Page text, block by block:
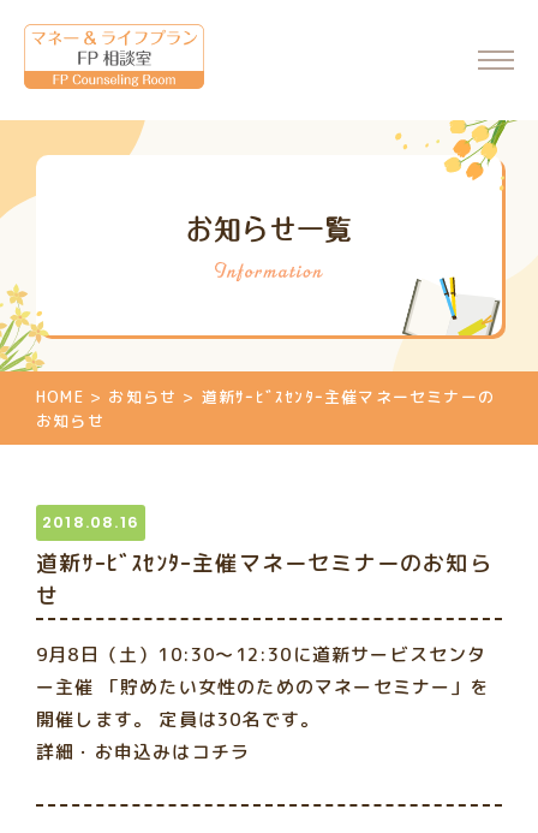
FP相談室について
ご相談・料金について
マネーセミナーのご案内
マネーセミナーの申込
相談申込
お知らせ一覧
HOME > お知らせ > 道新ｻｰﾋﾞｽｾﾝﾀｰ主催マネーセミナーの
お知らせ
2018.08.16
道新ｻｰﾋﾞｽｾﾝﾀｰ主催マネーセミナーのお知ら
せ
9月8日（土）10:30～12:30に道新サービスセンタ
ー主催 「貯めたい女性のためのマネーセミナー」を
開催します。 定員は30名です。
詳細・お申込みはコチラ